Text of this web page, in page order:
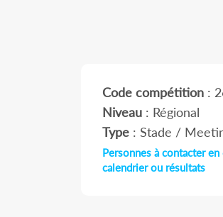
Code compétition:
Niveau: Régional
Type: Stade /
Personnes à contacter
calendrier ou résultats